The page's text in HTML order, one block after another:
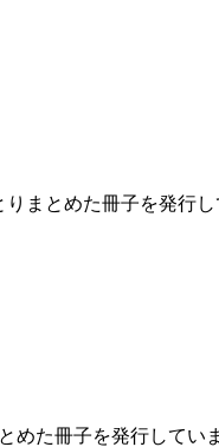
まとめた冊子を発行し
た冊子を発行していま